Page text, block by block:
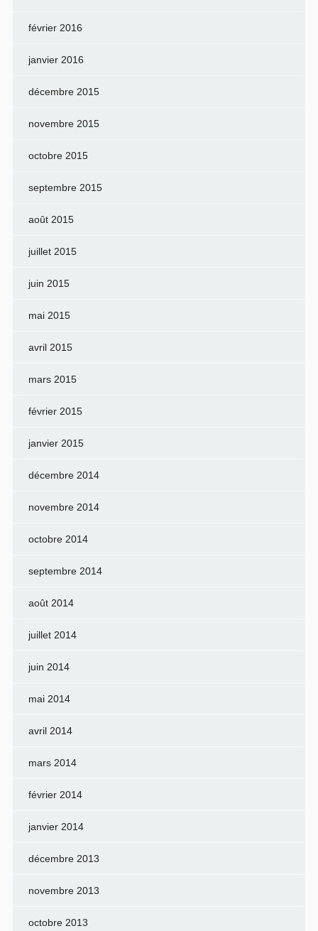
février 2016
janvier 2016
décembre 2015
novembre 2015
octobre 2015
septembre 2015
août 2015
juillet 2015
juin 2015
mai 2015
avril 2015
mars 2015
février 2015
janvier 2015
décembre 2014
novembre 2014
octobre 2014
septembre 2014
août 2014
juillet 2014
juin 2014
mai 2014
avril 2014
mars 2014
février 2014
janvier 2014
décembre 2013
novembre 2013
octobre 2013